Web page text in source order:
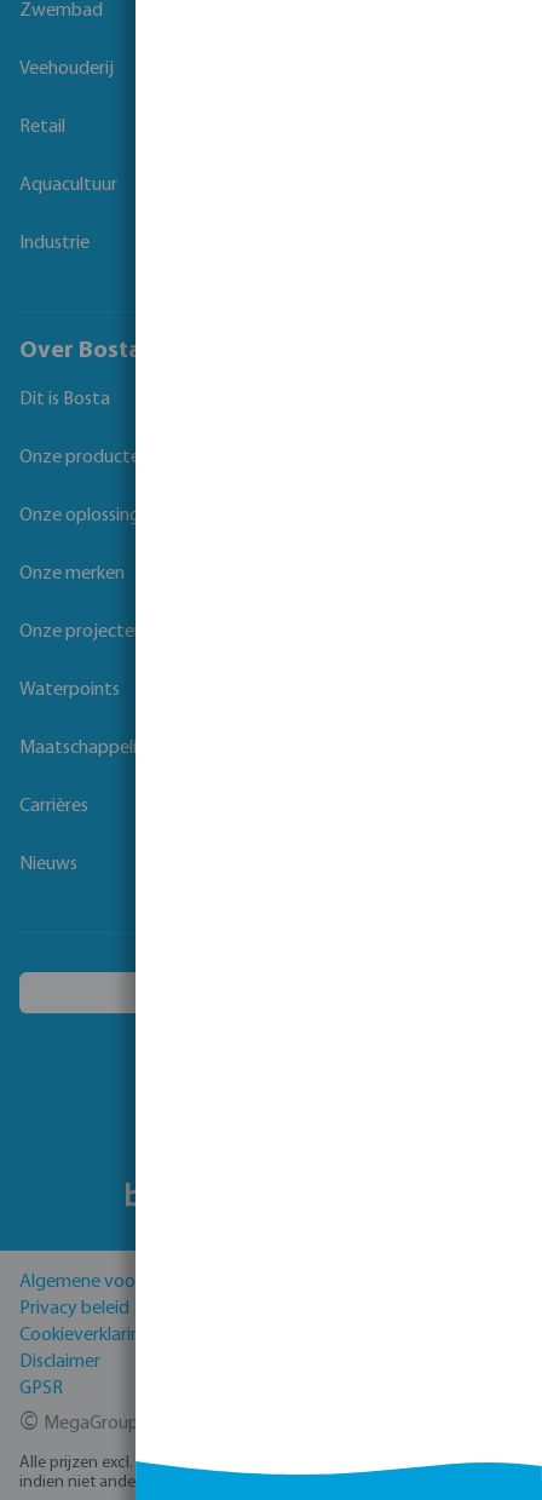
Zwembad
Veehouderij
Retail
Aquacultuur
Industrie
Over Bosta
Dit is Bosta
Onze producten
Onze oplossingen
Onze merken
Onze projecten
Waterpoints
Maatschappelijk verantwoord ondernemen
Carrières
Nieuws
Algemene voorwaarden
Privacy beleid
Cookieverklaring
Disclaimer
GPSR
© MegaGroup Trade 2026
Alle prijzen excl. BTW plus
en eventuele bezorgkosten,
indien niet anders vermeld.